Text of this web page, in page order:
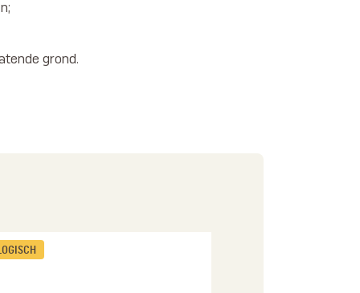
grond.